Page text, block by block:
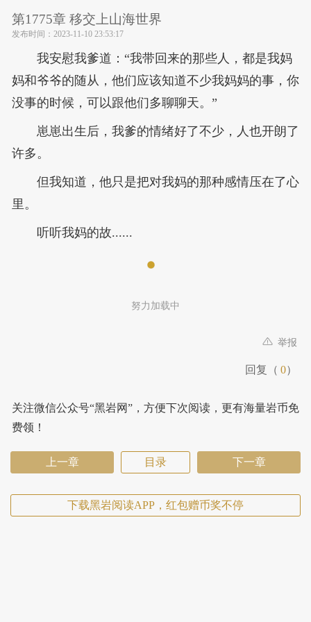
第1775章 移交上山海世界
发布时间： 2023-11-10 23:53:17
我安慰我爹道：“我带回来的那些人，都是我妈
妈和爷爷的随从，他们应该知道不少我妈妈的事，你
没事的时候，可以跟他们多聊聊天。”
崽崽出生后，我爹的情绪好了不少，人也开朗了
许多。
但我知道，他只是把对我妈的那种感情压在了心
里。
听听我妈的故......
努力加载中
举报
回复（ 0）
关注微信公众号“黑岩网”，方便下次阅读，更有海量岩币免
费领！
上一章 目录 下一章
下载黑岩阅读APP，红包赠币奖不停